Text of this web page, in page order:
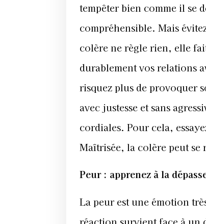
tempêter bien comme il se
compréhensible. Mais
colère ne règle rien, elle
durablement vos relations
risquez plus de provoquer
avec justesse et sans
cordiales. Pour cela,
Maîtrisée, la colère peut
Peur : apprenez à la
La peur est une émotion